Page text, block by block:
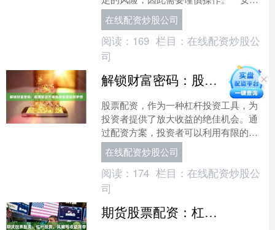
高效地配资指南：** 1. **选择正规配资
平台：**....
在线配资炒股公司
阅读： 169 栏目： 在线配资炒股公
司
解锁财富密码：股票配资方案助你实现投资梦想
股票配资，作为一种杠杆投资工具，为
投资者提供了放大收益的绝佳机会。通
过配资方案，投资者可以利用有限的资
金撬动更大的投资额，从而提升投资回
报率。 **配资方案的优....
在线配资炒股公司
阅读： 174 栏目： 在线配资炒股公
司
期货股票配资：杠杆投资，风险与收益并存